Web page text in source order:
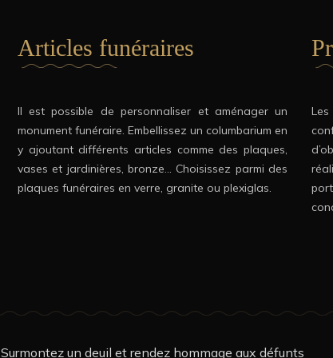
Articles funéraires
Il est possible de personnaliser et aménager un
monument funéraire. Embellissez un columbarium en
y ajoutant différents articles comme des plaques,
vases et jardinières, bronze… Choisissez parmi des
plaques funéraires en verre, granite ou plexiglas.
Surmontez un deuil et rendez hommage aux défunts